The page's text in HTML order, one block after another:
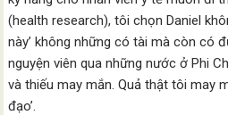
(health research), tôi chọn Daniel
này’ không những có tài mà còn có
nguyện viên qua những nước ở Phi
và thiếu may mắn. Quả thật tôi may
đạo’.